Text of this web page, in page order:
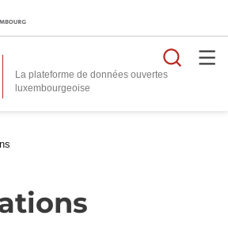
La plateforme de données ouvertes